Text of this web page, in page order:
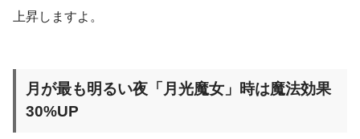
上昇しますよ。
月が最も明るい夜「月光魔女」時は魔法効果
30%UP